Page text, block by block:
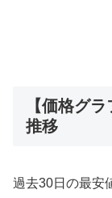
【価格グ
推移
過去30日の最安